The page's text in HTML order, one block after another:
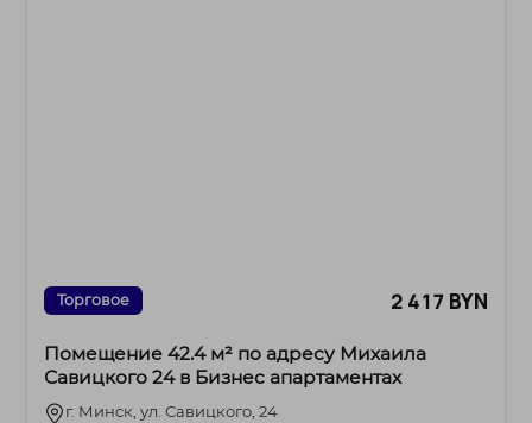
Торговое 2 417 BYN
Помещение 42.4 м² по адресу Михаила
Савицкого 24 в Бизнес апартаментах
г. Минск, ул. Савицкого, 24